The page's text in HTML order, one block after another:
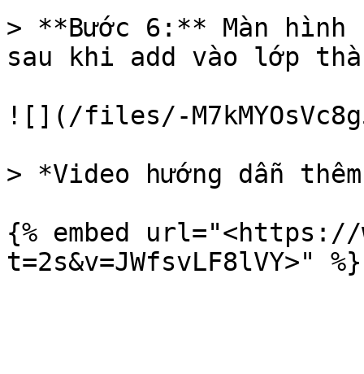
> **Bước 6:** Màn
sau khi add vào lớp
![](/files/-
> *Video hướng dẫn
{% embed url="<https://